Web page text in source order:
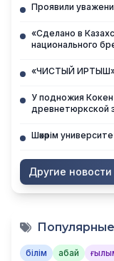
Проявили
«Сделано в
национального
«ЧИСТЫЙ
У подножия
древнетюркской
Другие новости
білім абай